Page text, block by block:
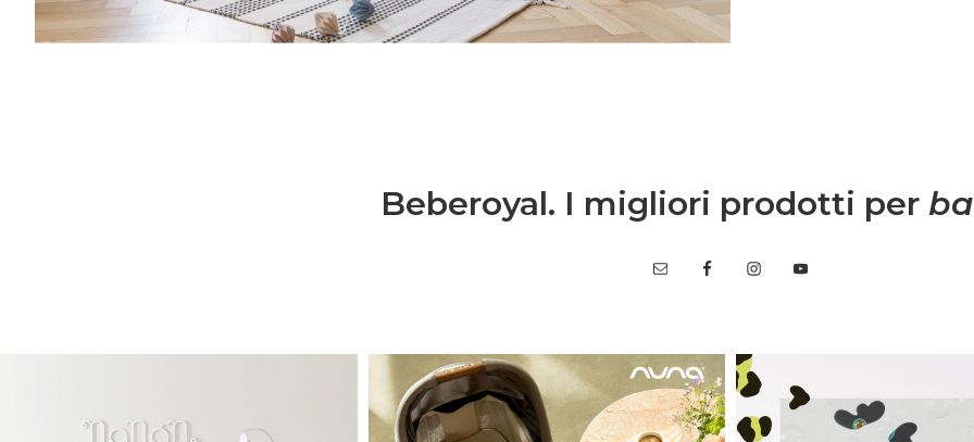
genitorialità, crescita, cucina, creatività, vita lavorativa.
Beberoyal. I migliori prodotti per